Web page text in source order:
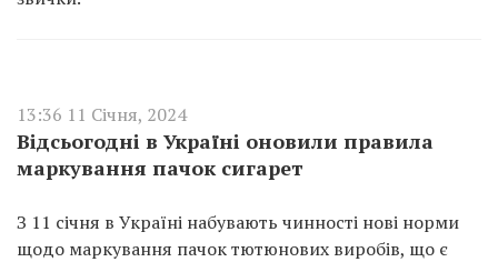
13:36 11 Січня, 2024
Відсьогодні в Україні оновили правила
маркування пачок сигарет
З 11 січня в Україні набувають чинності нові норми
щодо маркування пачок тютюнових виробів, що є